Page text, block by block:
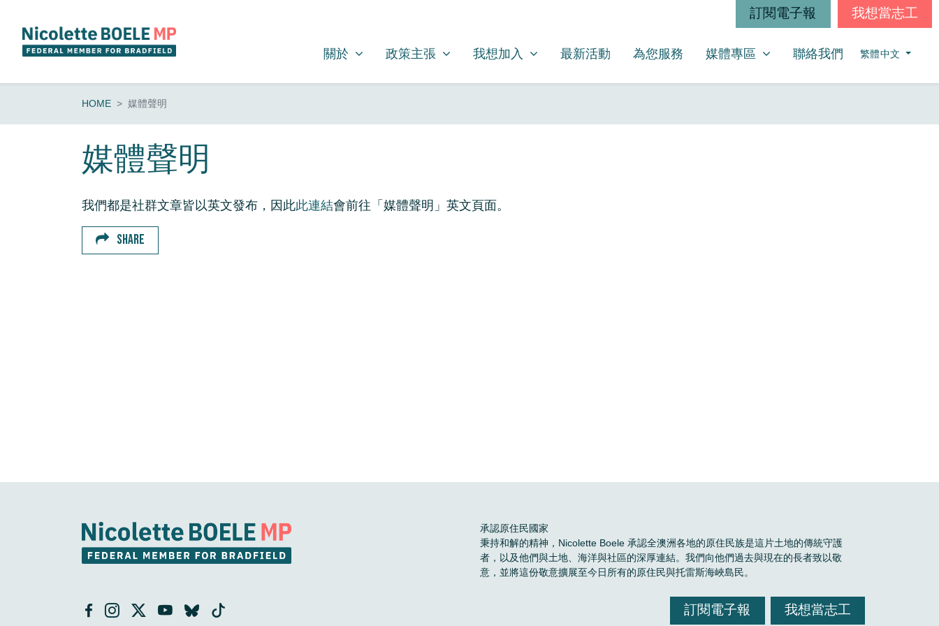
訂閱電子報 我想當志工
關於
SHOW SUBMENU FOR
關於 政策主張
SHOW SUBMENU FOR
政策主張 我想加入
SHOW SUBMENU FOR
我想加入 最新活動 為您服務 媒體專區
SHOW SUBMENU FOR
媒體專區 (CURRENT)
聯絡我們 繁體中文
HOME 媒體聲明
媒體聲明
我們都是社群文章皆以英文發布，因此此連結會前往「媒體聲明」英文頁面。
SHARE
承認原住民國家
秉持和解的精神，Nicolette Boele 承認全澳洲各地的原住民族是這片土地的傳統守護
者，以及他們與土地、海洋與社區的深厚連結。我們向他們過去與現在的長者致以敬
意，並將這份敬意擴展至今日所有的原住民與托雷斯海峽島民。
訂閱電子報 我想當志工